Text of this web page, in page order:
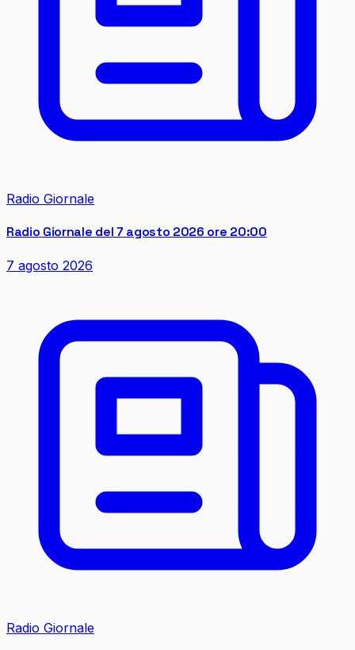
Radio Giornale
Radio Giornale del 7 agosto 2026 ore 20:00
7 agosto 2026
Radio Giornale